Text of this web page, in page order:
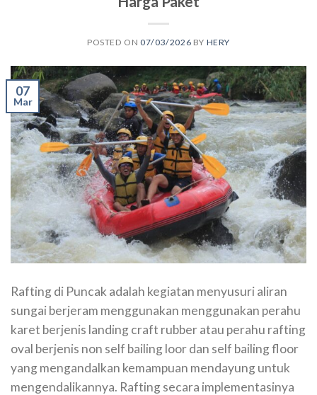
POSTED ON07/03/2026 BY HERY
07
Mar
Rafting di Puncak adalah kegiatan menyusuri aliran
sungai berjeram menggunakan menggunakan perahu
karet berjenis landing craft rubber atau perahu rafting
oval berjenis non self bailing loor dan self bailing floor
yang mengandalkan kemampuan mendayung untuk
mengendalikannya. Rafting secara implementasinya